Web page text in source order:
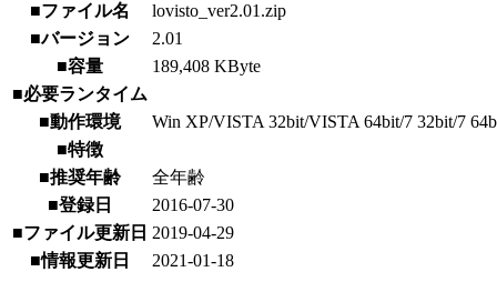
■ファイル名
lovisto_ver2.01.zip
■バージョン
2.01
■容量
189,408 KByte
■必要ランタイム
■動作環境
Win XP/VISTA 32bit/VISTA 64bit/7 32bit/7
■特徴
■推奨年齢
全年齢
■登録日
2016-07-30
■ファイル更新日 2019-04-29
■情報更新日
2021-01-18